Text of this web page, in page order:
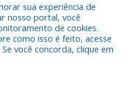
Municipal de Floresta do
sua experiência de
nosso portal, você
de cookies.
como isso é feito, acesse
Se você concorda, clique em